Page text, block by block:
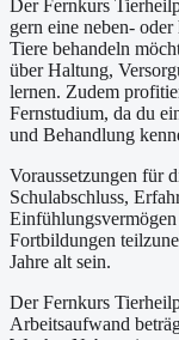
Der Fernkurs
gern eine neben-
Tiere behandeln
über Haltung,
lernen. Zudem
Fernstudium, da du
und Behandlung
Voraussetzungen für
Schulabschluss,
Fortbildungen
Jahre alt sein.
Der Fernkurs
Arbeitsaufwand